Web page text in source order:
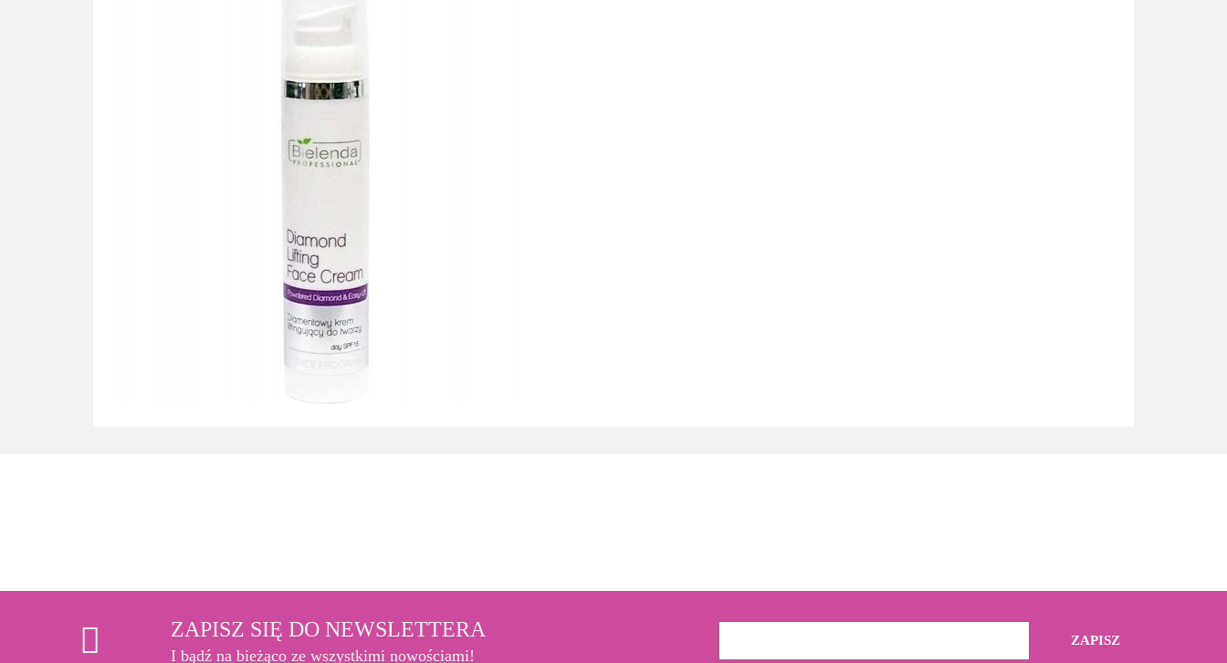
ZAPISZ SIĘ DO NEWSLETTERA
I bądź na bieżąco ze wszystkimi nowościami!